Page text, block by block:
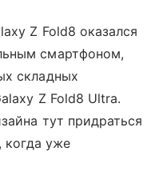
Z Fold8 оказался
смартфоном,
складных
Z Fold8 Ultra.
тут придраться
когда уже